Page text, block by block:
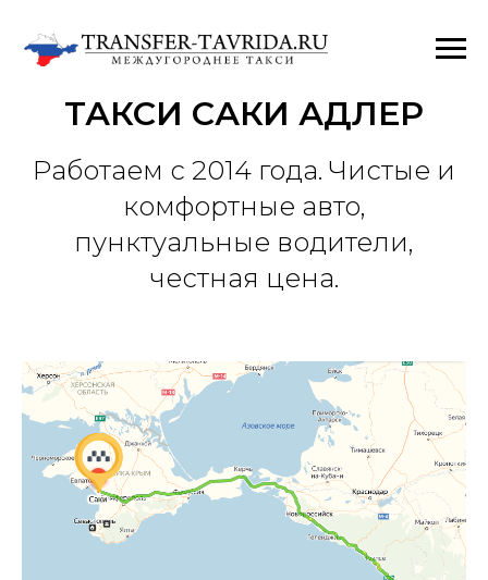
ТАКСИ САКИ АДЛЕР
Работаем с 2014 года. Чистые и
комфортные авто,
пунктуальные водители,
честная цена.